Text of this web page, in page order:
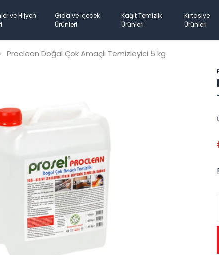
ve Hijyen
Gıda ve İçecek
Ürünleri
Kağıt Temizlik
Ürünleri
Kırtasiye
Ürünleri
Proclean Doğal Çok Amaçlı Temizleyici 5 kg